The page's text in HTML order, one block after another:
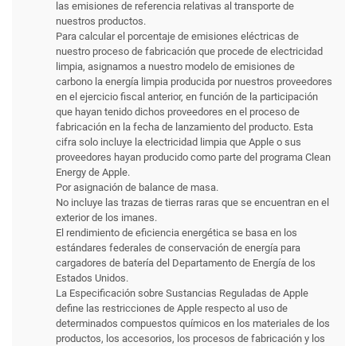
las emisiones de referencia relativas al transporte de
nuestros productos.
Para calcular el porcentaje de emisiones eléctricas de
nuestro proceso de fabricación que procede de electricidad
limpia, asignamos a nuestro modelo de emisiones de
carbono la energía limpia producida por nuestros proveedores
en el ejercicio fiscal anterior, en función de la participación
que hayan tenido dichos proveedores en el proceso de
fabricación en la fecha de lanzamiento del producto. Esta
cifra solo incluye la electricidad limpia que Apple o sus
proveedores hayan producido como parte del programa Clean
Energy de Apple.
Por asignación de balance de masa.
No incluye las trazas de tierras raras que se encuentran en el
exterior de los imanes.
El rendimiento de eficiencia energética se basa en los
estándares federales de conservación de energía para
cargadores de batería del Departamento de Energía de los
Estados Unidos.
La Especificación sobre Sustancias Reguladas de Apple
define las restricciones de Apple respecto al uso de
determinados compuestos químicos en los materiales de los
productos, los accesorios, los procesos de fabricación y los